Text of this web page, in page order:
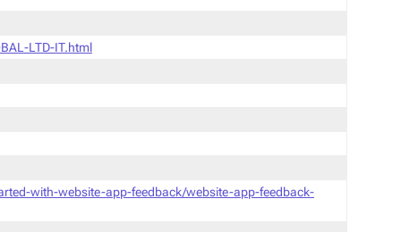
LTD-IT.html
with-website-app-feedback/website-app-feedback-